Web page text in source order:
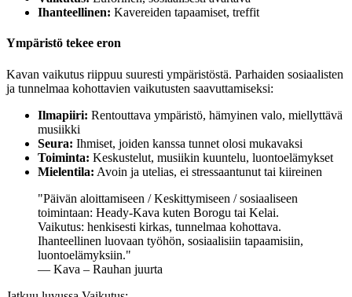
Ihanteellinen: Kavereiden tapaamiset, treffit
Ympäristö tekee eron
Kavan vaikutus riippuu suuresti ympäristöstä. Parhaiden sosiaalisten
ja tunnelmaa kohottavien vaikutusten saavuttamiseksi:
Ilmapiiri: Rentouttava ympäristö, hämyinen valo, miellyttävä
musiikki
Seura: Ihmiset, joiden kanssa tunnet olosi mukavaksi
Toiminta: Keskustelut, musiikin kuuntelu, luontoelämykset
Mielentila: Avoin ja utelias, ei stressaantunut tai kiireinen
"Päivän aloittamiseen / Keskittymiseen / sosiaaliseen
toimintaan: Heady-Kava kuten Borogu tai Kelai.
Vaikutus: henkisesti kirkas, tunnelmaa kohottava.
Ihanteellinen luovaan työhön, sosiaalisiin tapaamisiin,
luontoelämyksiin."
— Kava – Rauhan juurta